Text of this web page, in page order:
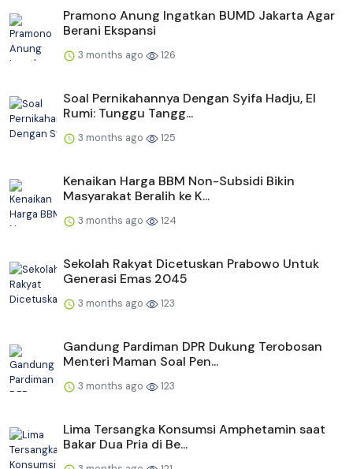
Pramono Anung Ingatkan BUMD Jakarta Agar
Berani Ekspansi
3 months ago 126
Soal Pernikahannya Dengan Syifa Hadju, El
Rumi: Tunggu Tangg...
3 months ago 125
Kenaikan Harga BBM Non-Subsidi Bikin
Masyarakat Beralih ke K...
3 months ago 124
Sekolah Rakyat Dicetuskan Prabowo Untuk
Generasi Emas 2045
3 months ago 123
Gandung Pardiman DPR Dukung Terobosan
Menteri Maman Soal Pen...
3 months ago 123
Lima Tersangka Konsumsi Amphetamin saat
Bakar Dua Pria di Be...